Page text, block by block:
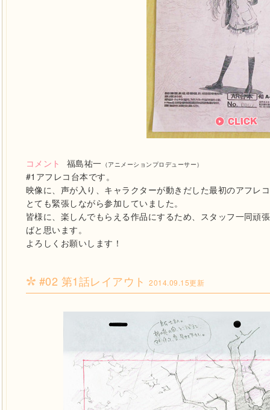
コメント 福島祐一 （アニメーションプロデューサー）
#1アフレコ台本です。
映像に、声が入り、キャラクターが動きだした最初のアフレ
とても緊張しながら参加していました。
皆様に、楽しんでもらえる作品にするため、スタッフ一同頑
ばと思います。
よろしくお願いします！
#02 第1話レイアウト2014.09.15更新